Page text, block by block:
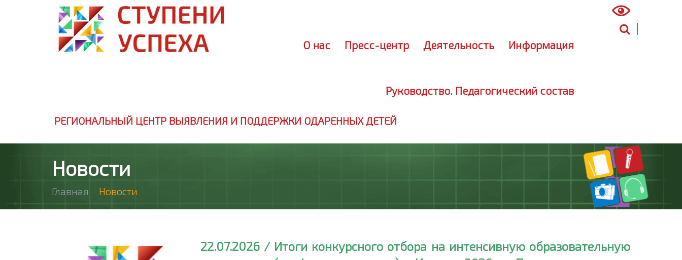
О нас Пресс-центр Деятельность Информация
Руководство. Педагогический состав
РЕГИОНАЛЬНЫЙ ЦЕНТР ВЫЯВЛЕНИЯ И ПОДДЕРЖКИ ОДАРЕННЫХ ДЕТЕЙ
Новости
Главная - Новости
22.07.2026 / Итоги конкурсного отбора на интенсивную образовательную